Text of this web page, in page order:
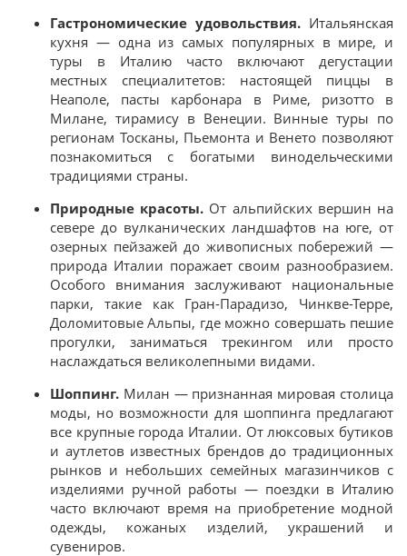
Гастрономические удовольствия. Итальянская
кухня — одна из самых популярных в мире, и
туры в Италию часто включают дегустации
местных специалитетов: настоящей пиццы в
Неаполе, пасты карбонара в Риме, ризотто в
Милане, тирамису в Венеции. Винные туры по
регионам Тосканы, Пьемонта и Венето позволяют
познакомиться с богатыми винодельческими
традициями страны.
Природные красоты. От альпийских вершин на
севере до вулканических ландшафтов на юге, от
озерных пейзажей до живописных побережий —
природа Италии поражает своим разнообразием.
Особого внимания заслуживают национальные
парки, такие как Гран-Парадизо, Чинкве-Терре,
Доломитовые Альпы, где можно совершать пешие
прогулки, заниматься трекингом или просто
наслаждаться великолепными видами.
Шоппинг. Милан — признанная мировая столица
моды, но возможности для шоппинга предлагают
все крупные города Италии. От люксовых бутиков
и аутлетов известных брендов до традиционных
рынков и небольших семейных магазинчиков с
изделиями ручной работы — поездки в Италию
часто включают время на приобретение модной
одежды, кожаных изделий, украшений и
сувениров.